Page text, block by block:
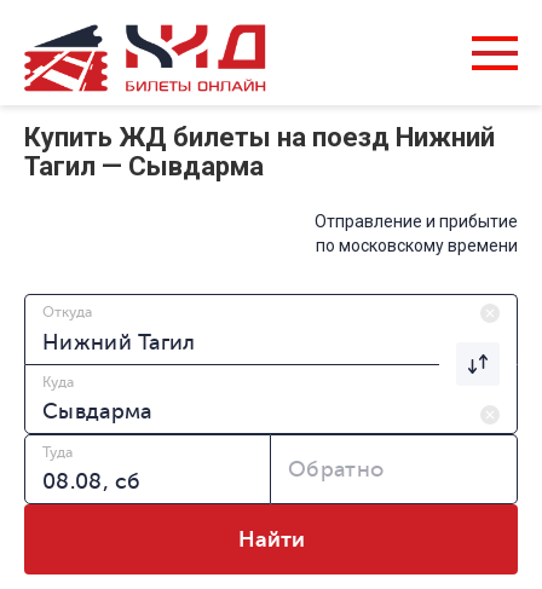
Купить ЖД билеты на поезд Нижний
Тагил — Сывдарма
Отправление и прибытие
по московскому времени
Откуда
Куда
Туда
Обратно
Найти